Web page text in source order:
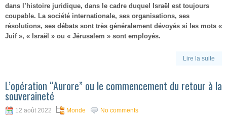
dans l’histoire juridique, dans le cadre duquel Israël est toujours
coupable. La société internationale, ses organisations, ses
résolutions, ses débats sont très généralement dévoyés si les mots «
Juif », « Israël » ou « Jérusalem » sont employés.
Lire la suite
L’opération “Aurore” ou le commencement du retour à la
souveraineté
12 août 2022 Monde No comments